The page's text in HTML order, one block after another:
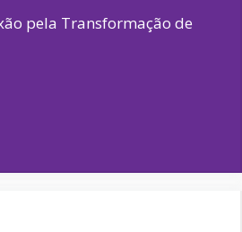
pela Transformação de